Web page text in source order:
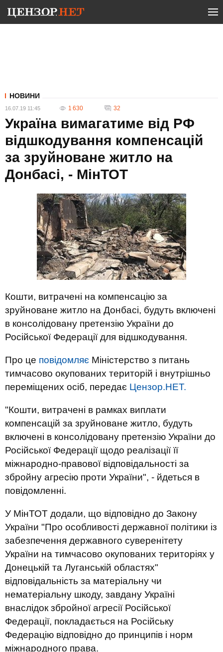
НОВИНИ
16.07.19 11:45 1 630 32
Україна вимагатиме від РФ
відшкодування компенсацій
за зруйноване житло на
Донбасі, - МінТОТ
Кошти, витрачені на компенсацію за
зруйноване житло на Донбасі, будуть включені
в консолідовану претензію України до
Російської Федерації для відшкодування.
Про це повідомляє Міністерство з питань
тимчасово окупованих територій і внутрішньо
переміщених осіб, передає Цензор.НЕТ.
"Кошти, витрачені в рамках виплати
компенсацій за зруйноване житло, будуть
включені в консолідовану претензію України до
Російської Федерації щодо реалізації її
міжнародно-правової відповідальності за
збройну агресію проти України", - йдеться в
повідомленні.
У МінТОТ додали, що відповідно до Закону
України "Про особливості державної політики із
забезпечення державного суверенітету
України на тимчасово окупованих територіях у
Донецькій та Луганській областях"
відповідальність за матеріальну чи
нематеріальну шкоду, завдану Україні
внаслідок збройної агресії Російської
Федерації, покладається на Російську
Федерацію відповідно до принципів і норм
міжнародного права.